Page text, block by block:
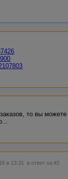
то вы
в 13:31 в ответ на #2